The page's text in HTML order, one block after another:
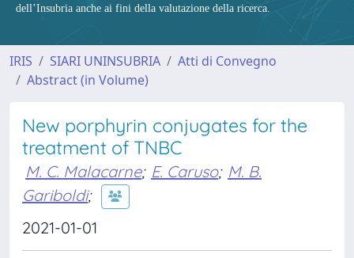
dell’Insubria anche ai fini della valutazione della ricerca.
IRIS SIARI UNINSUBRIA
Atti di Convegno
Abstract (in Volume)
New porphyrin conjugates for the
treatment of TNBC
M. C. Malacarne; E. Caruso; M. B.
Gariboldi;
2021-01-01